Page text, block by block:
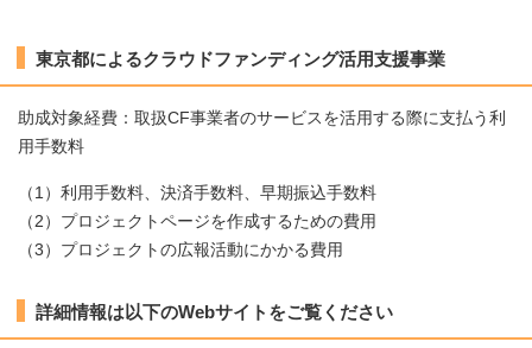
東京都によるクラウドファンディング活用支援事業
助成対象経費：取扱CF事業者のサービスを活用する際に支払う利
用手数料
（1）利用手数料、決済手数料、早期振込手数料
（2）プロジェクトページを作成するための費用
（3）プロジェクトの広報活動にかかる費用
詳細情報は以下のWebサイトをご覧ください